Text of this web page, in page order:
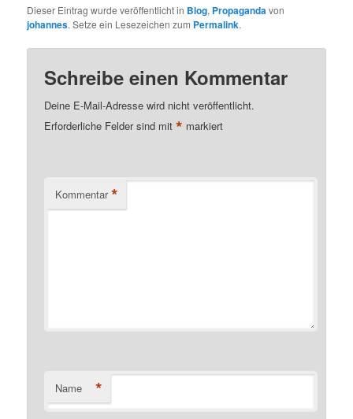
Dieser Eintrag wurde veröffentlicht in Blog, Propagandavon
johannes. Setze ein Lesezeichen zum Permalink.
Schreibe einen Kommentar
Deine E-Mail-Adresse wird nicht veröffentlicht.
Erforderliche Felder sind mit* markiert
Kommentar *
Name *